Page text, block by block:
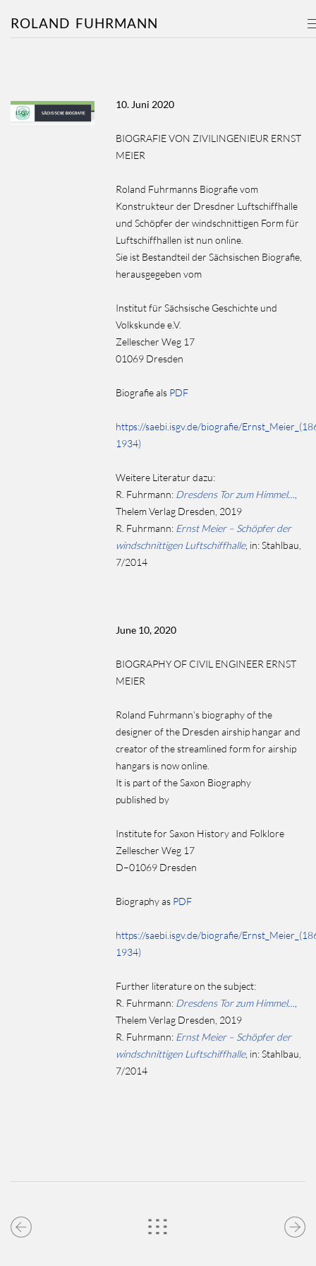
ROLAND FUHRMANN
10. Juni 2020
BIOGRAFIE VON ZIVILINGENIEUR ERNST
MEIER
Roland Fuhrmanns Biografie vom
Konstrukteur der Dresdner Luftschiffhalle
und Schöpfer der windschnittigen Form für
Luftschiffhallen ist nun online.
Sie ist Bestandteil der Sächsischen Biografie,
herausgegeben vom
Institut für Sächsische Geschichte und
Volkskunde e.V.
Zellescher Weg 17
01069 Dresden
Biografie als PDF
https://saebi.isgv.de/biografie/
1934)
Weitere Literatur dazu:
R. Fuhrmann: Dresdens Tor zum Himmel…
Thelem Verlag Dresden, 2019
R. Fuhrmann: Ernst Meier – Schöpfer der
windschnittigen Luftschiffhalle, in: Stahlbau,
7/2014
June 10, 2020
BIOGRAPHY OF CIVIL ENGINEER ERNST
MEIER
Roland Fuhrmann’s biography of the
designer of the Dresden airship hangar and
creator of the streamlined form for airship
hangars is now online.
It is part of the Saxon Biography
published by
Institute for Saxon History and Folklore
Zellescher Weg 17
D–01069 Dresden
Biography as PDF
https://saebi.isgv.de/biografie/
1934)
Further literature on the subject:
R. Fuhrmann: Dresdens Tor zum Himmel…
Thelem Verlag Dresden, 2019
R. Fuhrmann: Ernst Meier – Schöpfer der
windschnittigen Luftschiffhalle, in: Stahlbau,
7/2014